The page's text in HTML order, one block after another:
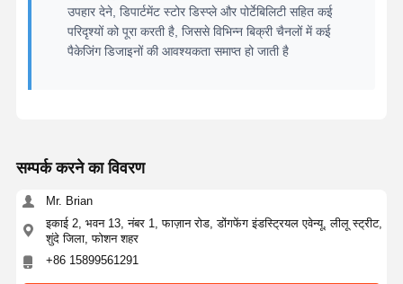
गुणवत्ता नियंत्रण हमसे संपर्क करें सभी मामलों
कॉस्मेटिक पैकेजिंग बॉक्स
उपहार देने, डिपार्टमेंट स्टोर डिस्प्ले और पोर्टेबिलिटी सहित कई
परिदृश्यों को पूरा करती है, जिससे विभिन्न बिक्री चैनलों में कई
पैकेजिंग डिजाइनों की आवश्यकता समाप्त हो जाती है
सम्पर्क करने का विवरण
Mr. Brian
इकाई 2, भवन 13, नंबर 1, फाज़ान रोड, डोंगफेंग इंडस्ट्रियल एवेन्यू, लीलू स्ट्रीट,
शुंदे जिला, फोशन शहर
+86 15899561291